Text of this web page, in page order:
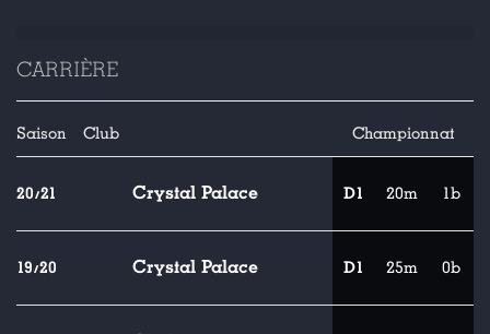
CARRIÈRE
Saison Club Championnat
20/21 Crystal Palace D1 20m 1b
19/20 Crystal Palace D1 25m 0b